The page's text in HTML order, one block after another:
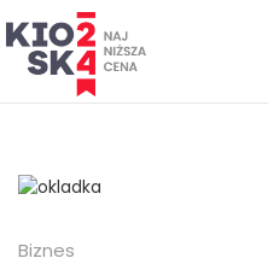
Biznes